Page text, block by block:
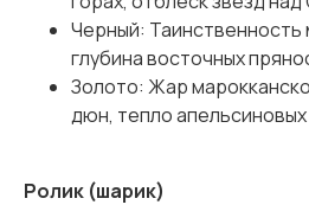
Черный:
глубина восточных
Золото: Жар
дюн, тепло
Ролик (шарик)